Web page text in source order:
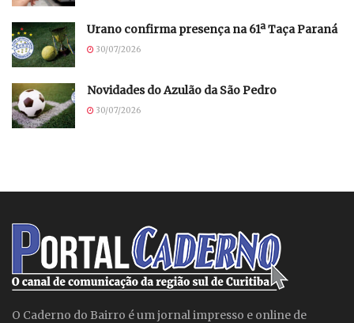
Urano confirma presença na 61ª Taça Paraná
30/07/2026
Novidades do Azulão da São Pedro
30/07/2026
O Caderno do Bairro é um jornal impresso e online de